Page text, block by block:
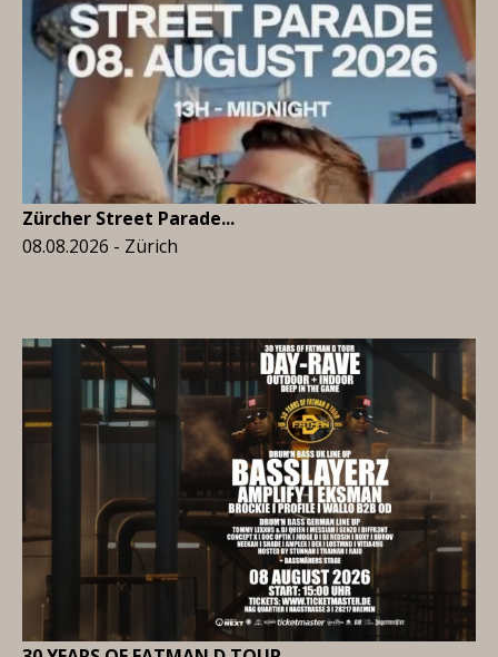
Zürcher Street Parade...
08.08.2026 - Zürich